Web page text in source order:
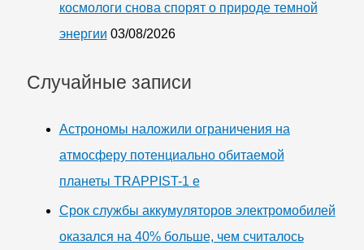
космологи снова спорят о природе темной
энергии 03/08/2026
Случайные записи
Астрономы наложили ограничения на
атмосферу потенциально обитаемой
планеты TRAPPIST-1 e
Срок службы аккумуляторов электромобилей
оказался на 40% больше, чем считалось